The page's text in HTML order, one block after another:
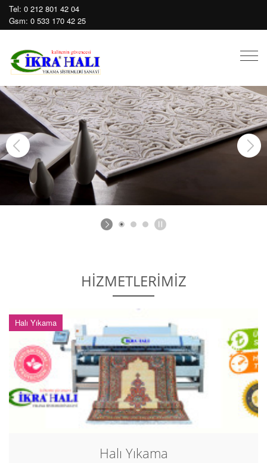
Tel: 0 212 801 42 04
Gsm: 0 533 170 42 25
Mobil
HİZMETLERİMİZ
Halı Yıkama
Halı Yıkama